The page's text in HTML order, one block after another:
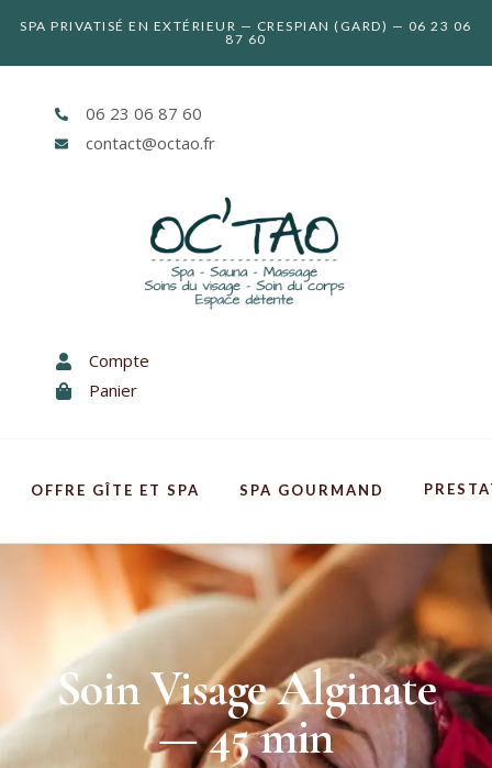
SPA PRIVATISÉ EN EXTÉRIEUR — CRESPIAN (GARD) — 06 23 06
87 60
06 23 06 87 60
contact@octao.fr
Compte
Panier
OFFRE GÎTE ET SPA SPA GOURMAND
Soin Visage Alginate
— 45 min